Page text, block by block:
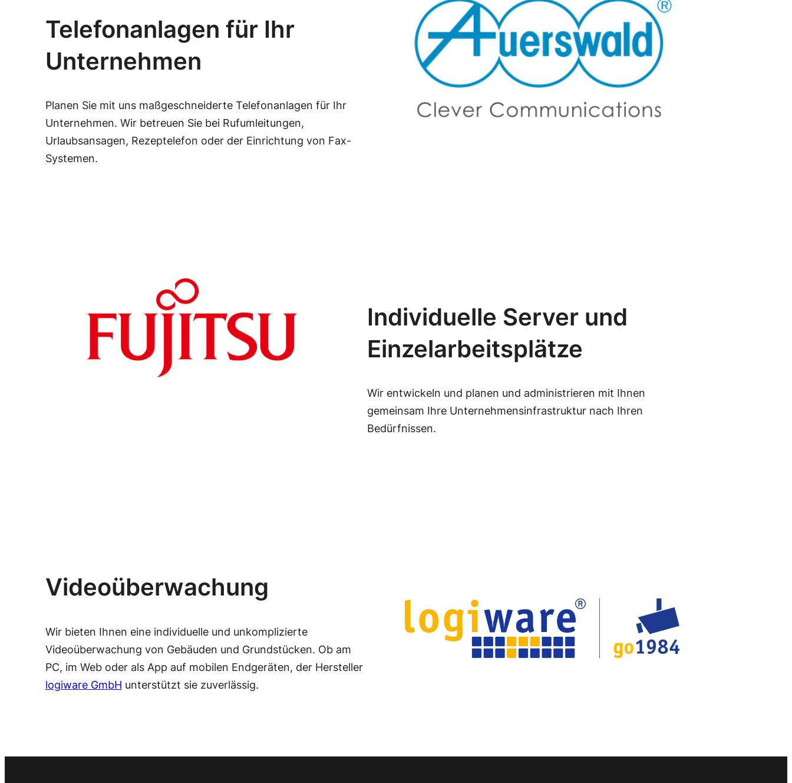
Telefonanlagen für Ihr
Unternehmen
Planen Sie mit uns maßgeschneiderte Telefonanlagen für Ihr
Unternehmen. Wir betreuen Sie bei Rufumleitungen,
Urlaubsansagen, Rezeptelefon oder der Einrichtung von Fax-
Systemen.
Individuelle Server und
Einzelarbeitsplätze
Wir entwickeln und planen und administrieren mit Ihnen
gemeinsam Ihre Unternehmensinfrastruktur nach Ihren
Bedürfnissen.
Videoüberwachung
Wir bieten Ihnen eine individuelle und unkomplizierte
Videoüberwachung von Gebäuden und Grundstücken. Ob am
PC, im Web oder als App auf mobilen Endgeräten, der Hersteller
logiware GmbH unterstützt sie zuverlässig.